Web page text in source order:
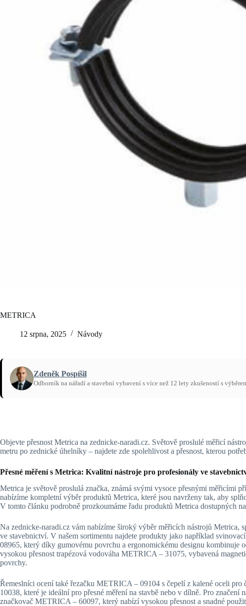
METRICA
12 srpna, 2025 Návody
Zdeněk Pospíšil
Odborník na nářadí a stavební vybavení s více než 12 lety zkušeností s
Objevte přesnost Metrica na zednicke-naradi.cz. Světově proslulé měřicí
metru po zednické úhelníky – najdete zde spolehlivost a přesnost, kterou
Přesné měření s Metrica: Kvalitní nástroje pro profesionály ve
Metrica je světově proslulá značka, známá svými vysoce přesnými měřicími
nabízíme kompletní výběr produktů Metrica, které jsou navrženy tak, aby
V tomto článku podrobně prozkoumáme řadu produktů Metrica dostupných
Na zednicke-naradi.cz vám nabízíme široký výběr měřicích nástrojů Metrica,
ve stavebnictví. V našem sortimentu najdete produkty jako například
08965, který díky gumovému povrchu a ergonomickému designu kombinuje
vysokou přesnost trapézová vodováha METRICA – 31075, vybavená
povrchy.
Řemeslníci ocení také řezačku METRICA – 09104 s čepelí z kalené oceli
10038, které je ideální pro přesné měření na stavbě nebo v dílně. Pro značení
značkovač METRICA – 60097, který nabízí vysokou přesnost a snadné